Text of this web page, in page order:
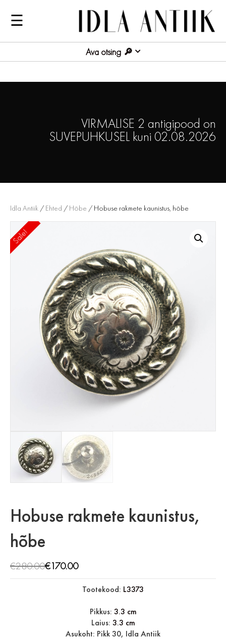
☰
Ava otsing
VIRMALISE 2 antigipood on
SUVEPUHKUSEL kuni 02.08.2026
Idla Antiik / Ehted / Hõbe / Hobuse rakmete kaunistus, hõbe
Sale!
Hobuse rakmete kaunistus,
hõbe
€280.00€170.00
Tootekood: L3373
Pikkus: 3.3 cm
Laius: 3.3 cm
Asukoht: Pikk 30, Idla Antiik